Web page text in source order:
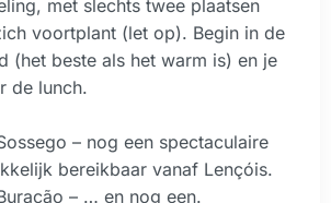
met slechts twee plaatsen
voortplant (let op). Begin in de
(het beste als het warm is) en je
de lunch.
– nog een spectaculaire
bereikbaar vanaf Lençóis.
– … en nog een.